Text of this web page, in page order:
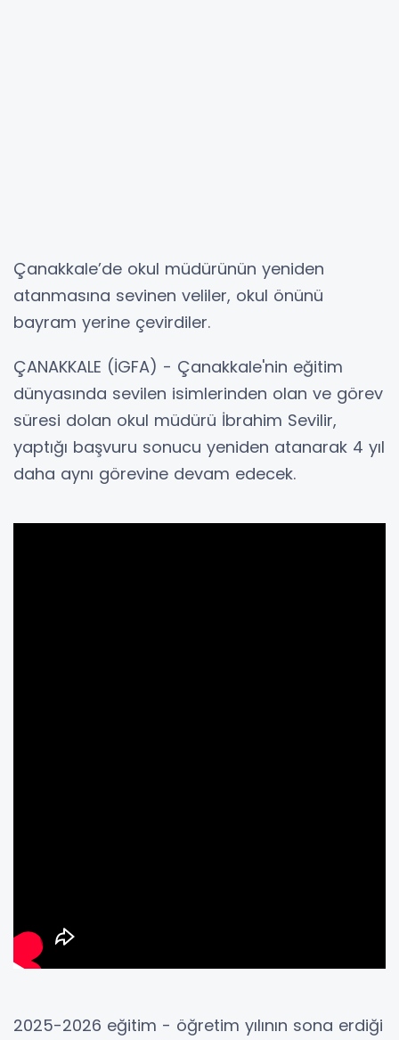
Çanakkale’de okul müdürünün yeniden
atanmasına sevinen veliler, okul önünü
bayram yerine çevirdiler.
ÇANAKKALE (İGFA) - Çanakkale'nin eğitim
dünyasında sevilen isimlerinden olan ve görev
süresi dolan okul müdürü İbrahim Sevilir,
yaptığı başvuru sonucu yeniden atanarak 4 yıl
daha aynı görevine devam edecek.
2025-2026 eğitim - öğretim yılının sona erdiği